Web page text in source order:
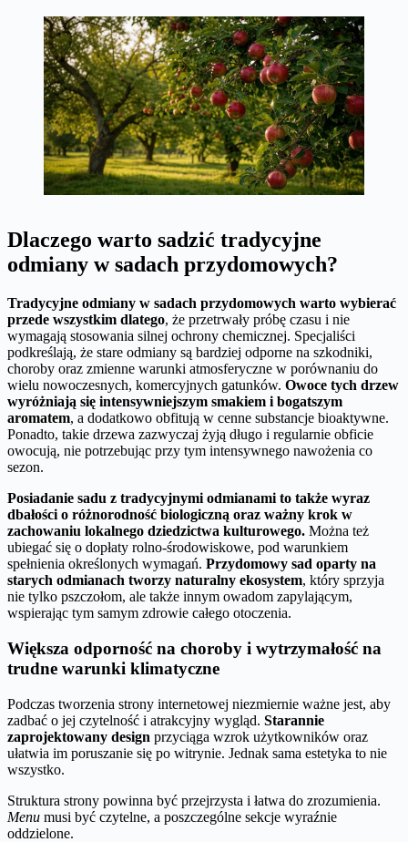
Dlaczego warto sadzić tradycyjne
odmiany w sadach przydomowych?
Tradycyjne odmiany w sadach przydomowych warto wybierać
przede wszystkim dlatego, że przetrwały próbę czasu i nie
wymagają stosowania silnej ochrony chemicznej. Specjaliści
podkreślają, że stare odmiany są bardziej odporne na szkodniki,
choroby oraz zmienne warunki atmosferyczne w porównaniu do
wielu nowoczesnych, komercyjnych gatunków. Owoce tych drzew
wyróżniają się intensywniejszym smakiem i bogatszym
aromatem, a dodatkowo obfitują w cenne substancje bioaktywne.
Ponadto, takie drzewa zazwyczaj żyją długo i regularnie obficie
owocują, nie potrzebując przy tym intensywnego nawożenia co
sezon.
Posiadanie sadu z tradycyjnymi odmianami to także wyraz
dbałości o różnorodność biologiczną oraz ważny krok w
zachowaniu lokalnego dziedzictwa kulturowego. Można też
ubiegać się o dopłaty rolno-środowiskowe, pod warunkiem
spełnienia określonych wymagań. Przydomowy sad oparty na
starych odmianach tworzy naturalny ekosystem, który sprzyja
nie tylko pszczołom, ale także innym owadom zapylającym,
wspierając tym samym zdrowie całego otoczenia.
Większa odporność na choroby i wytrzymałość na
trudne warunki klimatyczne
Podczas tworzenia strony internetowej niezmiernie ważne jest, aby
zadbać o jej czytelność i atrakcyjny wygląd. Starannie
zaprojektowany design przyciąga wzrok użytkowników oraz
ułatwia im poruszanie się po witrynie. Jednak sama estetyka to nie
wszystko.
Struktura strony powinna być przejrzysta i łatwa do zrozumienia.
Menu musi być czytelne, a poszczególne sekcje wyraźnie
oddzielone.